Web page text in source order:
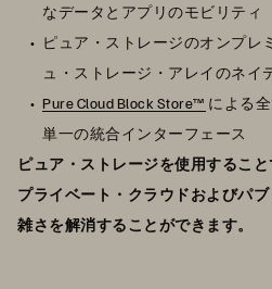
なデータとアプリのモビリティ
ピュア・ストレージのオンプレ
ュ・ストレージ・アレイのネイ
Pure Cloud Block Store™ による
単一の統合インターフェース
ピュア・ストレージを使用するこ
プライベート・クラウドおよびパ
雑さを解消することができます。